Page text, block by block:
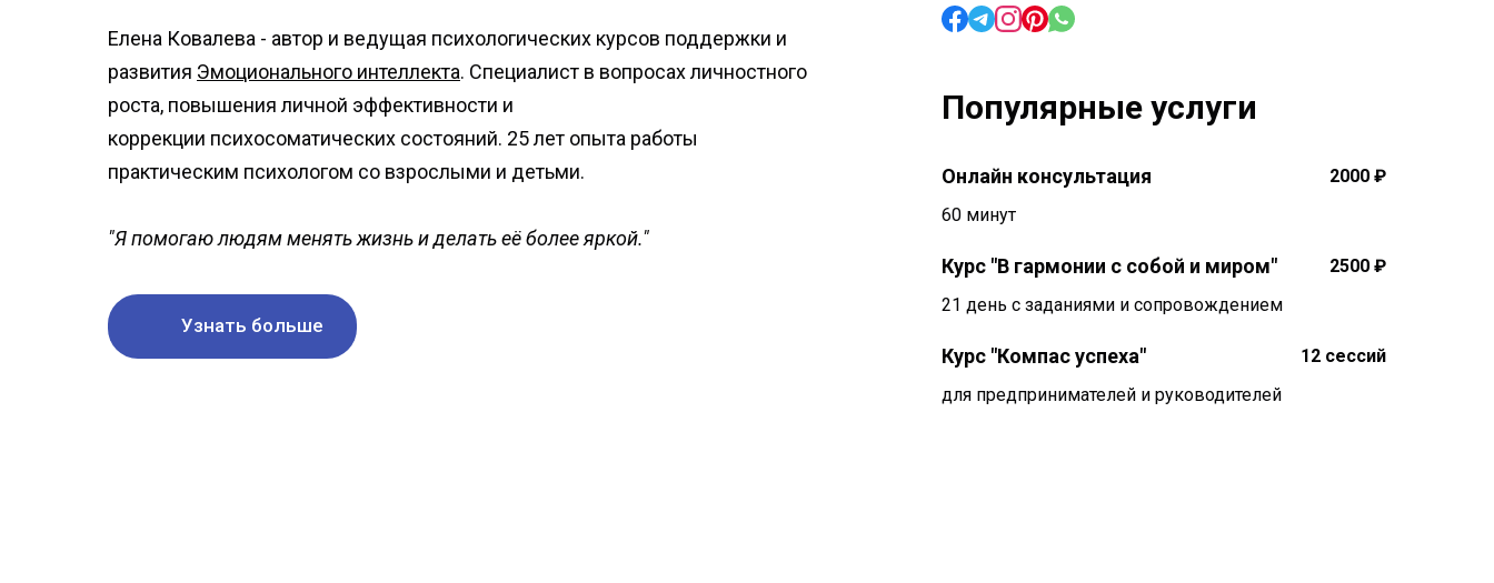
Елена Ковалева - автор и ведущая психологических курсов поддержки и
развития Эмоционального интеллекта. Специалист в вопросах личностного
роста, повышения личной эффективности и
коррекции психосоматических состояний. 25 лет опыта работы
практическим психологом со взрослыми и детьми.
"Я помогаю людям менять жизнь и делать её более яркой."
Узнать больше
Популярные услуги
Онлайн консультация
2000 ₽
60 минут
Курс "В гармонии с собой и миром"
2500 ₽
21 день с заданиями и сопровождением
Курс "Компас успеха"
12 сессий
для предпринимателей и руководителей